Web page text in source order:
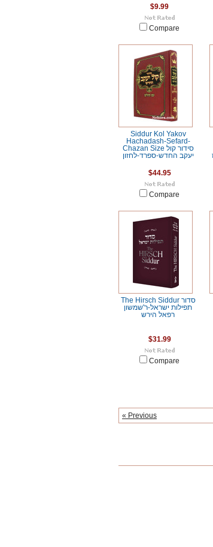
$9.99
Compare
Siddur Kol Yakov
Hachadash-Sefard-
Chazan Size סידור קול
יעקב החדש-ספרד-לחזון
$44.95
Compare
The Hirsch Siddur סדור
תפילות ישראל-ר'שמשון
רפאל הירש
$31.99
Compare
« Previous